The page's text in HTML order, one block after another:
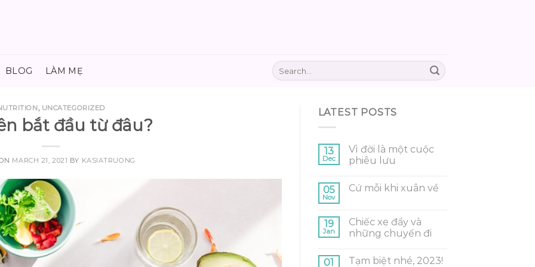
BLOG LÀM MẸ
, UNCATEGORIZED
bắt đầu từ đâu?
MARCH 21, 2021 BY KASIATRUONG
LATEST POSTS
13
Dec
Vì đời là một cuộc
phiêu lưu
05
Nov
Cứ mỗi khi xuân về
19
Jan
Chiếc xe đẩy và
những chuyến đi
01 Tạm biệt nhé, 2023!